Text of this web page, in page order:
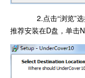
2.点击“浏览”选
推荐安装在D盘，单击